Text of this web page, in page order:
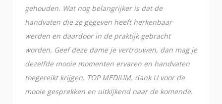
gehouden. Wat nog belangrijker is dat de
handvaten die ze gegeven heeft herkenbaar
werden en daardoor in de praktijk gebracht
worden. Geef deze dame je vertrouwen, dan mag je
dezelfde mooie momenten ervaren en handvaten
toegereikt krijgen. TOP MEDIUM. dank U voor de
mooie gesprekken en uitkijkend naar de komende.